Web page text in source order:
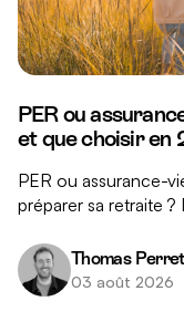
PER ou
et que choisir en
PER ou assurance-
préparer sa retraite
pour faire le bon choix.
Thomas Perret
03 août 2026